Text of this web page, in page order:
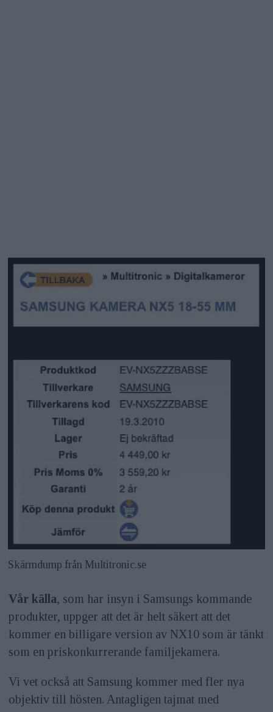
Skärmdump från Multitronic.se
Vår källa, som har insyn i Samsungs kommande
produkter, uppger att det är helt säkert att det
kommer en billigare version av NX10 som är tänkt
som en priskonkurrerande familjekamera.
Vi vet också att Samsung kommer med fler nya
objektiv till hösten. Antagligen tajmat med